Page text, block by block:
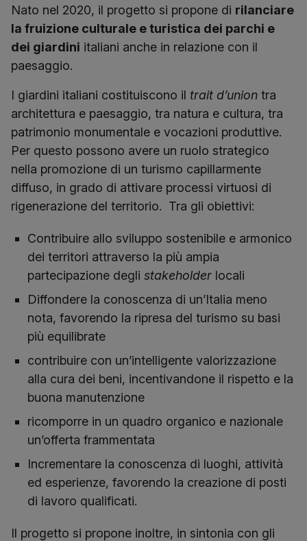
Nato nel 2020, il progetto si propone di rilanciare
la fruizione culturale e turistica dei parchi e
dei giardini italiani anche in relazione con il
paesaggio.
I giardini italiani costituiscono il trait d’union tra
architettura e paesaggio, tra natura e cultura, tra
patrimonio monumentale e vocazioni produttive.
Per questo possono avere un ruolo strategico
nella promozione di un turismo capillarmente
diffuso, in grado di attivare processi virtuosi di
rigenerazione del territorio. Tra gli obiettivi:
Contribuire allo sviluppo sostenibile e armonico
dei territori attraverso la più ampia
partecipazione degli stakeholder locali
Diffondere la conoscenza di un’Italia meno
nota, favorendo la ripresa del turismo su basi
più equilibrate
contribuire con un’intelligente valorizzazione
alla cura dei beni, incentivandone il rispetto e la
buona manutenzione
ricomporre in un quadro organico e nazionale
un’offerta frammentata
Incrementare la conoscenza di luoghi, attività
ed esperienze, favorendo la creazione di posti
di lavoro qualificati.
Il progetto si propone inoltre, in sintonia con gli